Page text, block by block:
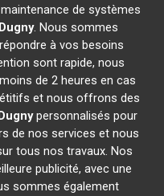
de systèmes
Dugny. Nous sommes
à vos besoins
sont rapide, nous
de 2 heures en cas
et nous offrons des
personnalisés pour
de nos services et nous
tous nos travaux. Nos
publicité, avec une
sommes également